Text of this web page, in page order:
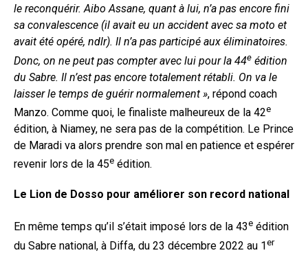
le reconquérir. Aibo Assane, quant à lui, n’a pas encore fini
sa convalescence (il avait eu un accident avec sa moto et
avait été opéré, ndlr). Il n’a pas participé aux éliminatoires.
Donc, on ne peut pas compter avec lui pour la 44e édition
du Sabre. Il n’est pas encore totalement rétabli. On va le
laisser le temps de guérir normalement », répond coach
Manzo. Comme quoi, le finaliste malheureux de la 42e
édition, à Niamey, ne sera pas de la compétition. Le Prince
de Maradi va alors prendre son mal en patience et espérer
revenir lors de la 45e édition.
Le Lion de Dosso pour améliorer son record national
En même temps qu’il s’était imposé lors de la 43e édition
du Sabre national, à Diffa, du 23 décembre 2022 au 1er